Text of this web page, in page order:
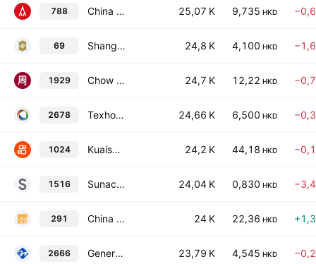
788 China Tower Corp. Ltd. Class H 25,07 K 9,735 HKD
69 Shangri-La Asia Limited 24,8 K 4,100 HKD
1929 Chow Tai Fook Jewellery Group Limited 24,7 K 12,22 HKD
2678 Texhong International Group Limited 24,66 K 6,500 HKD
1024 Kuaishou Technology Class B 24,2 K 44,18 HKD
1516 Sunac Services Holdings Ltd. 24,04 K 0,830 HKD
291 China Resources Beer (Holdings) Co. Ltd. 24 K 22,36 HKD
2666 Genertec Universal Medical Group Company Limited 23,79 K 4,545 HKD